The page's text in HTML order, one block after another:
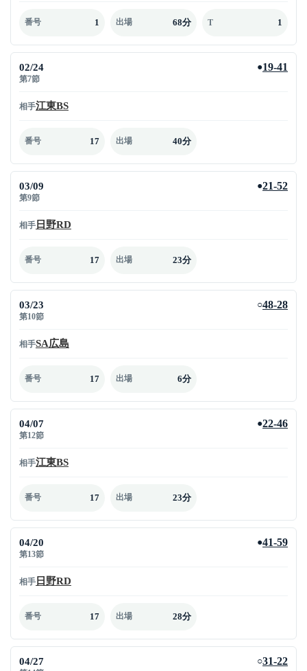
番号 1 出場 68分 T 1
02/24
第7節
●19-41
相手江東BS
番号 17 出場 40分
03/09
第9節
●21-52
相手 日野RD
番号 17 出場 23分
03/23
第10節
○48-28
相手SA広島
番号 17 出場 6分
04/07
第12節
●22-46
相手江東BS
番号 17 出場 23分
04/20
第13節
●41-59
相手 日野RD
番号 17 出場 28分
04/27 ○31-22